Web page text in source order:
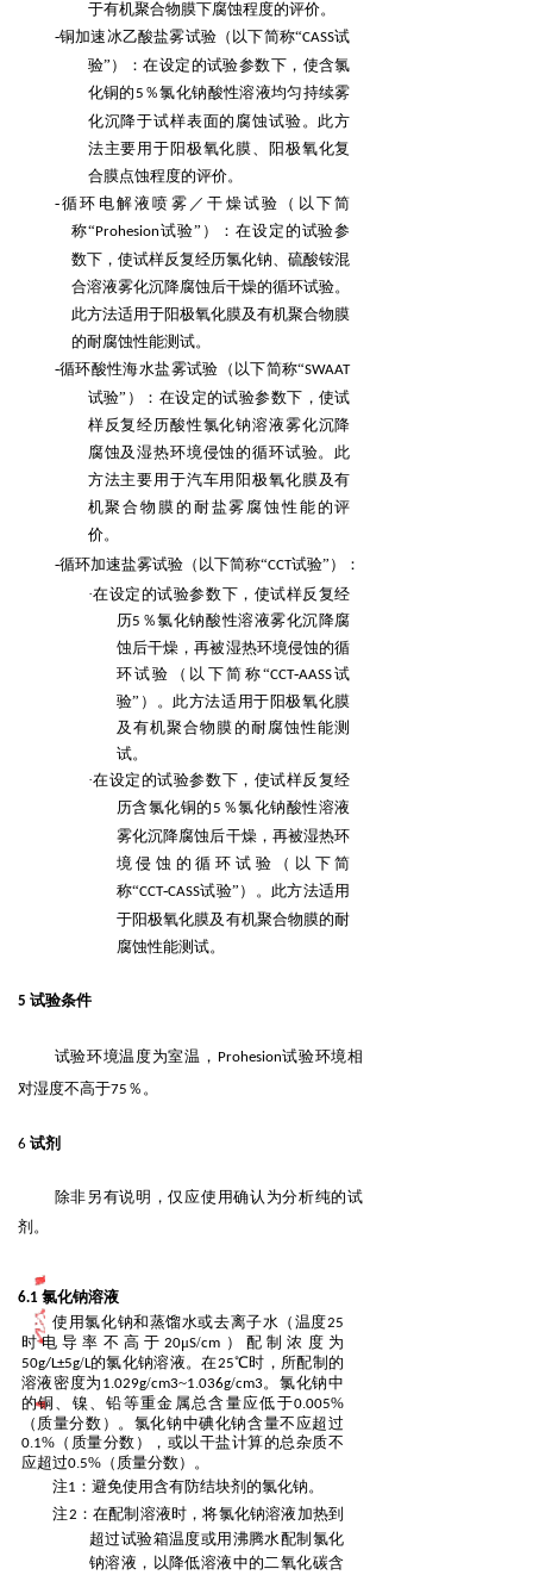
于有机聚合物膜下腐蚀程度的评价。
-铜加速冰乙酸盐雾试验（以下简称“CASS试
验”）：在设定的试验参数下，使含氯
化铜的5 ％氯化钠酸性溶液均匀持续雾
化沉降于试样表面的腐蚀试验。此方
法主要用于阳极氧化膜、阳极氧化复
合膜点蚀程度的评价。
-循环电解液喷雾／干燥试验（以下简
称“Prohesion试验”）：在设定的试验参
数下，使试样反复经历氯化钠、硫酸铵混
合溶液雾化沉降腐蚀后干燥的循环试验。
此方法适用于阳极氧化膜及有机聚合物膜
的耐腐蚀性能测试。
-循环酸性海水盐雾试验（以下简称“SWAAT
试验”）：在设定的试验参数下，使试
样反复经历酸性氯化钠溶液雾化沉降
腐蚀及湿热环境侵蚀的循环试验。此
方法主要用于汽车用阳极氧化膜及有
机聚合物膜的耐盐雾腐蚀性能的评
价。
-循环加速盐雾试验（以下简称“CCT试验”）：
·在设定的试验参数下，使试样反复经
历5 ％氯化钠酸性溶液雾化沉降腐
蚀后干燥，再被湿热环境侵蚀的循
环试验（以下简称“CCT-AASS试
验”）。此方法适用于阳极氧化膜
及有机聚合物膜的耐腐蚀性能测
试。
·在设定的试验参数下，使试样反复经
历含氯化铜的5 ％氯化钠酸性溶液
雾化沉降腐蚀后干燥，再被湿热环
境侵蚀的循环试验（以下简
称“CCT-CASS试验”）。此方法适用
于阳极氧化膜及有机聚合物膜的耐
腐蚀性能测试。
5 试验条件
试验环境温度为室温， Prohesion试验环境相
对湿度不高于75 ％。
6 试剂
除非另有说明，仅应使用确认为分析纯的试
剂。
6.1 氯化钠溶液
使用氯化钠和蒸馏水或去离子水（温度25
时电导率不高于20μS/cm ）配制浓度为
50g/L±5g/L的氯化钠溶液。在25℃时，所配制的
溶液密度为 1.029g/cm3~1.036g/cm3。氯化钠中
的铜、镍、铅等重金属总含量应低于0.005%
（质量分数）。氯化钠中碘化钠含量不应超过
0.1%（质量分数），或以干盐计算的总杂质不
应超过0.5%（质量分数）。
注1 ：避免使用含有防结块剂的氯化钠。
注2 ：在配制溶液时，将氯化钠溶液加热到
超过试验箱温度或用沸腾水配制氯化
钠溶液，以降低溶液中的二氧化碳含